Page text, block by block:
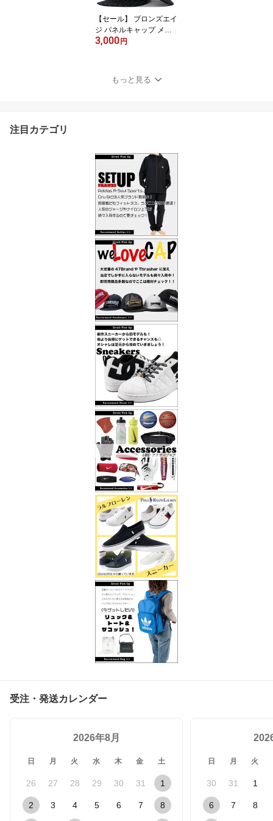
【セール】 ブロンズエイ
ジ パネルキャップ メン
ズ ツイル 全3色 スナップ
3,000 円
もっと見る
注目カテゴリ
受注・発送カレンダー
2026年8月
日 月 火 水 木 金 土
26 27 28 29 30 31 1
2 3 4 5 6 7 8
日 月 火
30 31 1
6 7 8